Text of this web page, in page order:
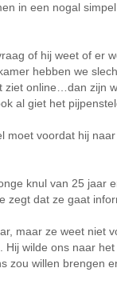
in een nogal
of hij weet of er
hebben we
online…dan zijn
al giet het
voordat hij
knul van 25
dat ze gaat
maar ze weet niet
wilde ons naar
willen brengen